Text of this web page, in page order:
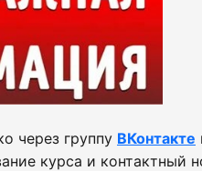
через группу ВКонтакте
курса и контактный